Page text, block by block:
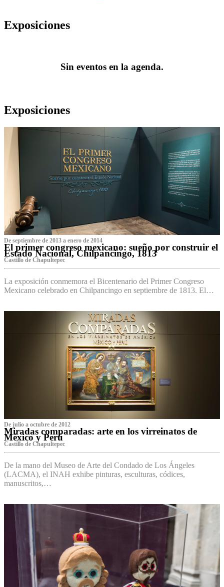
Exposiciones
Sin eventos en la agenda.
Exposiciones
De septiembre de 2013 a enero de 2014
El primer congreso mexicano: sueño por construir el
Estado Nacional, Chilpancingo, 1813
Castillo de Chapultepec
La exposición conmemora el Bicentenario del Primer Congreso
Mexicano celebrado en Chilpancingo en septiembre de 1813. El…
De julio a octubre de 2012
Miradas comparadas: arte en los virreinatos de
México y Perú
Castillo de Chapultepec
De la mano del Museo de Arte del Condado de Los Ángeles
(LACMA), el INAH exhibe pinturas, esculturas, códices,
manuscritos,…